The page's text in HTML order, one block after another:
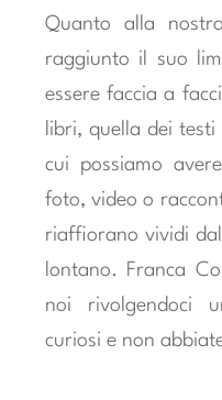
Quanto alla
raggiunto il suo
essere faccia a
libri, quella dei
cui possiamo
foto, video o
riaffiorano vividi
lontano. Franca
noi rivolgendoci
curiosi e non